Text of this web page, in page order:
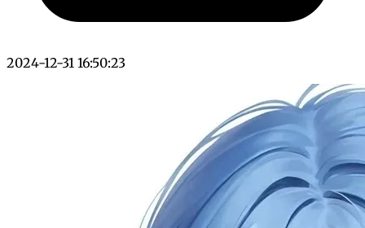
2024-12-31 16:50:23